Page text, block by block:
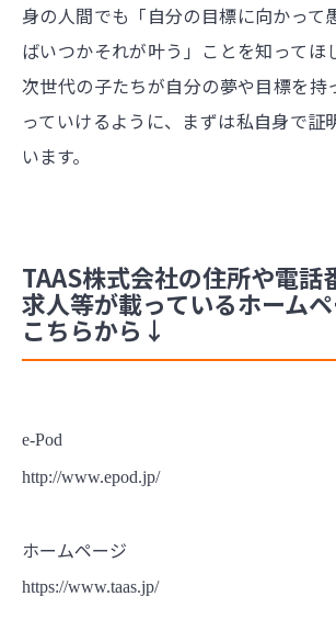
身の人間でも「自分の目標に向かって
ばいつかそれが叶う」ことを知ってほ
次世代の子たちが自分の夢や目標を持
っていけるように、まずは私自身で証
います。
TAAS株式会社の住所や電話
求人等が載っているホーム
こちらから↓
e-Pod
http://www.epod.jp/
ホームページ
https://www.taas.jp/